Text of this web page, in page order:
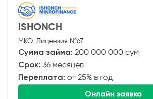
ISHONCH
МКО, Лицензия №67
Сумма займа: 200 000 000 сум
Срок: 36 месяцев
Переплата: от 25% в год
Онлайн заявка